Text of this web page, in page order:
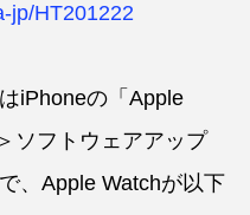
jp/HT201222
iPhoneの「Apple
ソフトウェアアップ
、Apple Watchが以下